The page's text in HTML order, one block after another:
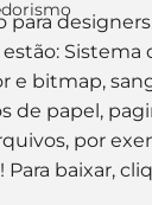
para
Sistema
e bitmap,
de papel,
por
baixar,